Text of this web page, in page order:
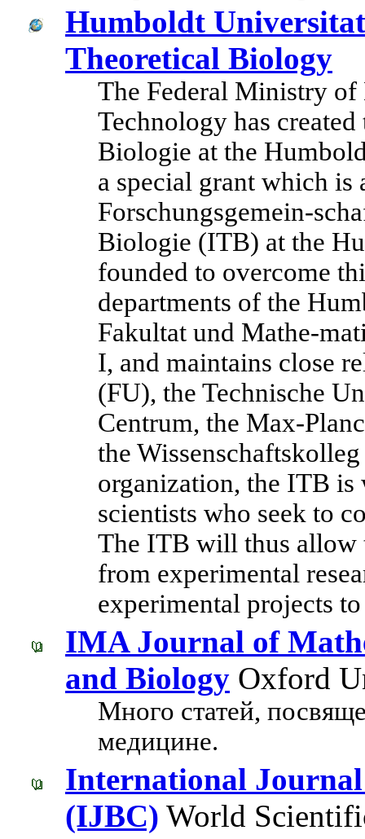
Humboldt
Theoretical Biology
The Federal Ministry of
Technology has
Biologie at the
a special grant which is
Forschungsgemein-
Biologie (ITB) at the
founded to overcome
departments of the
Fakultat und Mathe-
I, and maintains close
(FU), the Technische
Centrum, the Max-
the
organization, the ITB is
scientists who seek to
The ITB will thus allow
from experimental
experimental projects
IMA Journal of
and Biology Oxford
Много статей,
медицине.
International
(IJBC) World